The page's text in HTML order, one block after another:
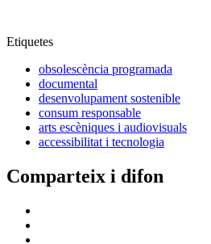
Etiquetes
obsolescència programada
documental
desenvolupament sostenible
consum responsable
arts escèniques i audiovisuals
accessibilitat i tecnologia
Comparteix i difon